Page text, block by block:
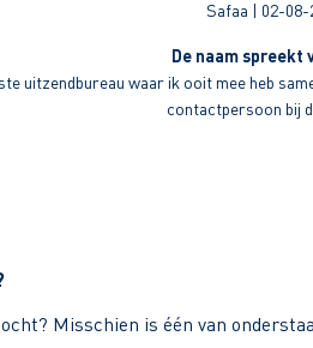
Safaa | 02-08-
De naam spreekt
uitzendbureau waar ik ooit mee heb
contactpersoon bij
Misschien is één van